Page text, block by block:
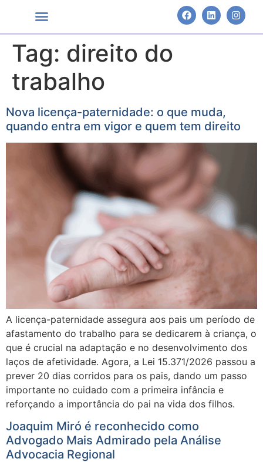
Tag: direito do
trabalho
Nova licença-paternidade: o que muda,
quando entra em vigor e quem tem direito
A licença-paternidade assegura aos pais um período de
afastamento do trabalho para se dedicarem à criança, o
que é crucial na adaptação e no desenvolvimento dos
laços de afetividade. Agora, a Lei 15.371/2026 passou a
prever 20 dias corridos para os pais, dando um passo
importante no cuidado com a primeira infância e
reforçando a importância do pai na vida dos filhos.
Joaquim Miró é reconhecido como
Advogado Mais Admirado pela Análise
Advocacia Regional